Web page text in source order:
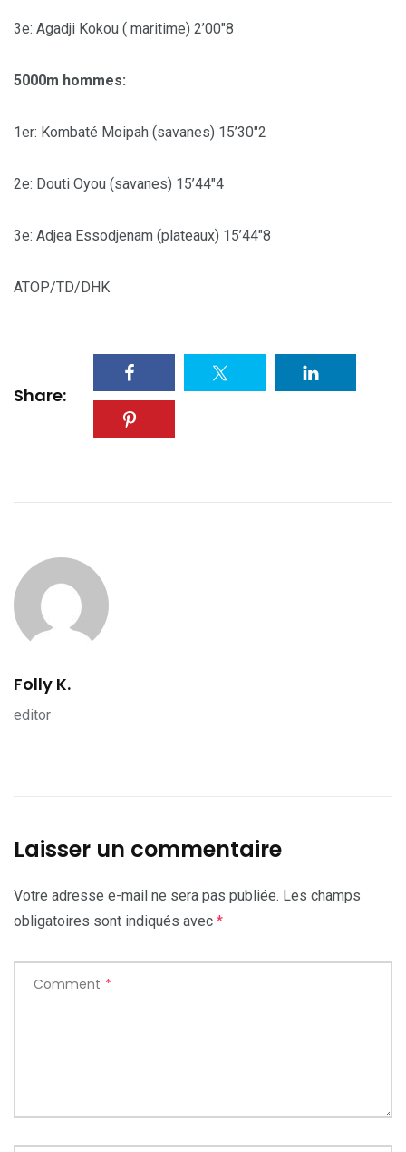
3e: Agadji Kokou ( maritime) 2’00″8
5000m hommes:
1er: Kombaté Moipah (savanes) 15’30″2
2e: Douti Oyou (savanes) 15’44″4
3e: Adjea Essodjenam (plateaux) 15’44″8
ATOP/TD/DHK
Share:
Folly K.
editor
Laisser un commentaire
Votre adresse e-mail ne sera pas publiée. Les champs
obligatoires sont indiqués avec *
Comment *